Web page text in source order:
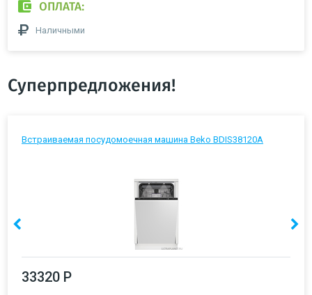
ОПЛАТА:
Наличными
Суперпредложения!
Встраиваемая посудомоечная машина Beko BDIS38120A
33320 Р